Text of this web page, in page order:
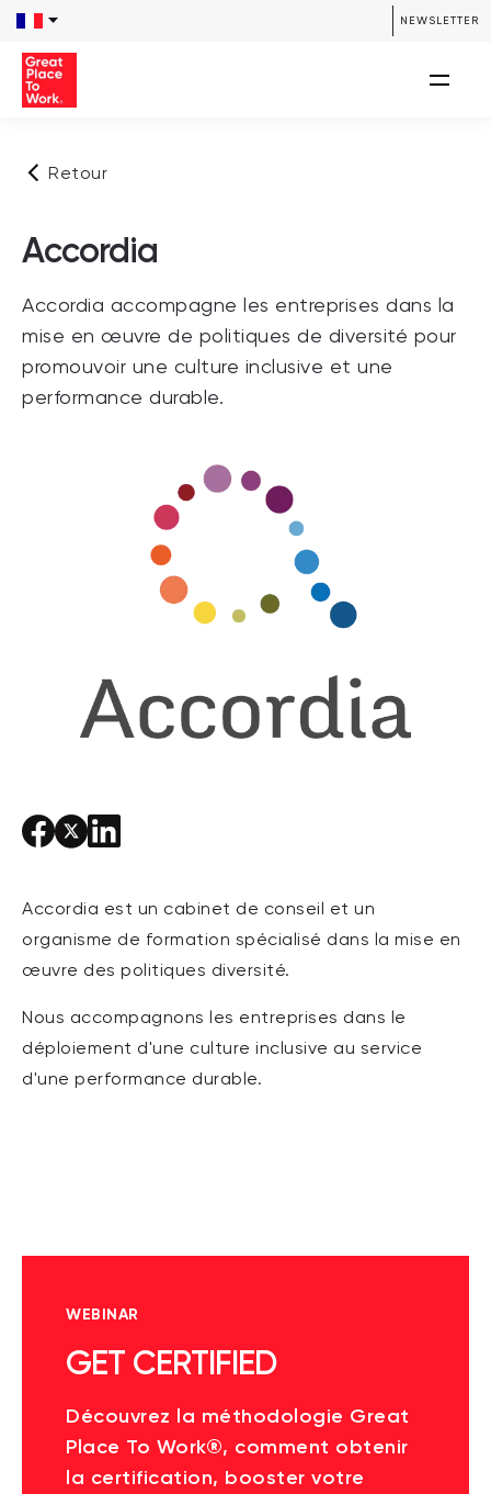
NEWSLETTER
Retour
Accordia
Accordia accompagne les entreprises dans la
mise en œuvre de politiques de diversité pour
promouvoir une culture inclusive et une
performance durable.
Accordia est un cabinet de conseil et un
organisme de formation spécialisé dans la mise en
œuvre des politiques diversité.
Nous accompagnons les entreprises dans le
déploiement d'une culture inclusive au service
d'une performance durable.
WEBINAR
GET CERTIFIED
Découvrez la méthodologie Great
Place To Work®, comment obtenir
la certification, booster votre